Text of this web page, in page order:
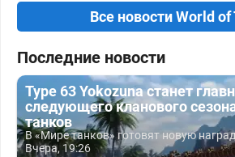
Все новости World of
Последние новости
Type 63 Yokozuna станет
следующего кланового
танков
В «Мире танков» готовят новую
Вчера, 19:26